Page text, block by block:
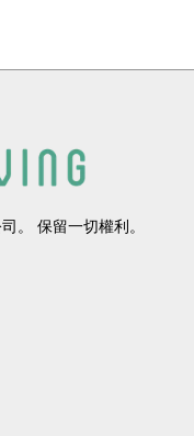
。 保留一切權利。